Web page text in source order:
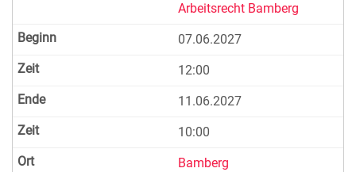
Arbeitsrecht Bamberg
07.06.2027
12:00
11.06.2027
10:00
Bamberg